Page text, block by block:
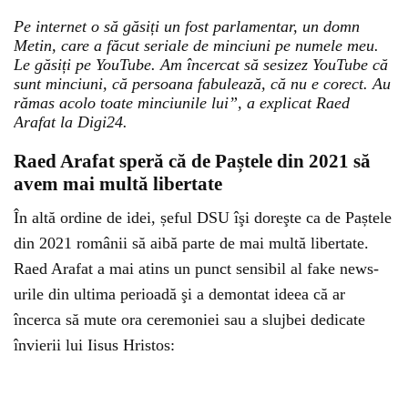
Pe internet o să găsiți un fost parlamentar, un domn
Metin, care a făcut seriale de minciuni pe numele meu.
Le găsiți pe YouTube. Am încercat să sesizez YouTube că
sunt minciuni, că persoana fabulează, că nu e corect. Au
rămas acolo toate minciunile lui”, a explicat Raed
Arafat la Digi24.
Raed Arafat speră că de Paștele din 2021 să
avem mai multă libertate
În altă ordine de idei, șeful DSU îşi doreşte ca de Paștele
din 2021 românii să aibă parte de mai multă libertate.
Raed Arafat a mai atins un punct sensibil al fake news-
urile din ultima perioadă şi a demontat ideea că ar
încerca să mute ora ceremoniei sau a slujbei dedicate
învierii lui Iisus Hristos: